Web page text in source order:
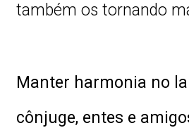
também os tornando
Manter harmonia no
cônjuge, entes e